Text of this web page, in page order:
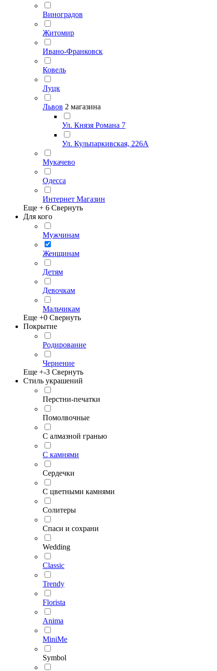
Виноградов
Житомир
Ивано-Франковск
Ковель
Луцк
Львов 2 магазина
Ул. Князя Романа 7
Ул. Кульпаркивская, 226А
Мукачево
Одесса
Интернет Магазин
Еще + 6 Свернуть
Для кого
Мужчинам
Женщинам
Детям
Девочкам
Мальчикам
Еще +0 Свернуть
Покрытие
Родирование
Чернение
Еще +-3 Свернуть
Стиль украшений
Перстни-печатки
Помолвочные
С алмазной гранью
С камнями
Сердечки
С цветными камнями
Солитеры
Спаси и сохрани
Wedding
Classic
Trendy
Florista
Anima
MiniMe
Symbol